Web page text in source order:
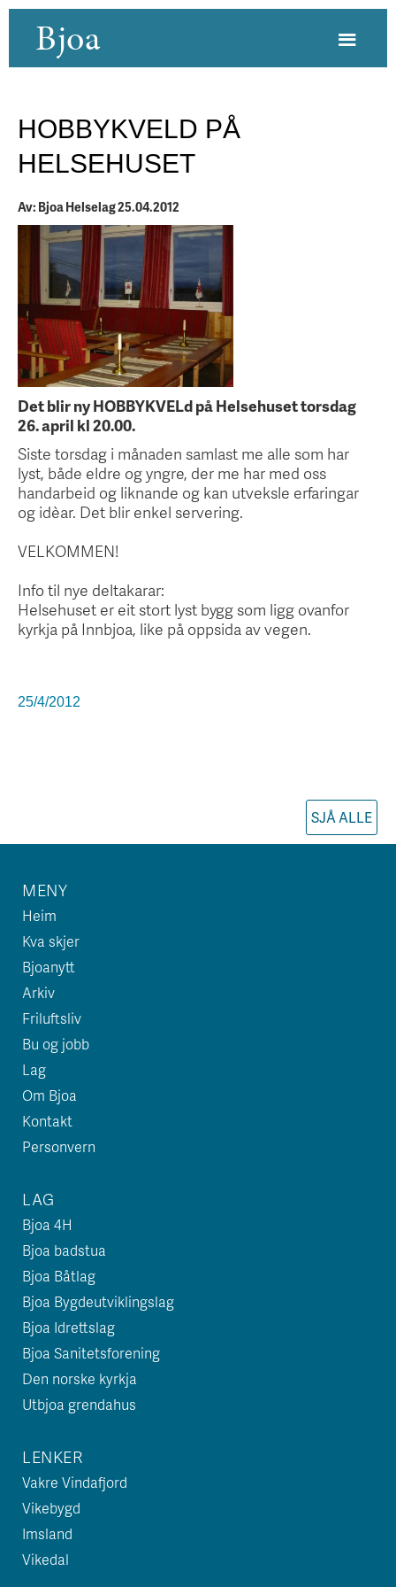
Bjoa
HOBBYKVELD PÅ
HELSEHUSET
Av: Bjoa Helselag 25.04.2012
Det blir ny HOBBYKVELd på Helsehuset torsdag
26. april kl 20.00.
Siste torsdag i månaden samlast me alle som har
lyst, både eldre og yngre, der me har med oss
handarbeid og liknande og kan utveksle erfaringar
og idèar. Det blir enkel servering.
VELKOMMEN!
Info til nye deltakarar:
Helsehuset er eit stort lyst bygg som ligg ovanfor
kyrkja på Innbjoa, like på oppsida av vegen.
25/4/2012
SJÅ ALLE
MENY
Heim
Kva skjer
Bjoanytt
Arkiv
Friluftsliv
Bu og jobb
Lag
Om Bjoa
Kontakt
Personvern
LAG
Bjoa 4H
Bjoa badstua
Bjoa Båtlag
Bjoa Bygdeutviklingslag
Bjoa Idrettslag
Bjoa Sanitetsforening
Den norske kyrkja
Utbjoa grendahus
LENKER
Vakre Vindafjord
Vikebygd
Imsland
Vikedal